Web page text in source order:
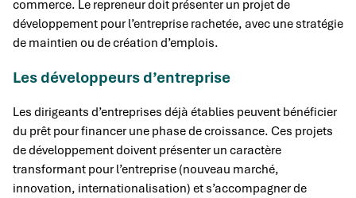
commerce. Le repreneur doit présenter un projet de
développement pour l’entreprise rachetée, avec une stratégie
de maintien ou de création d’emplois.
Les développeurs d’entreprise
Les dirigeants d’entreprises déjà établies peuvent bénéficier
du prêt pour financer une phase de croissance. Ces projets
de développement doivent présenter un caractère
transformant pour l’entreprise (nouveau marché,
innovation, internationalisation) et s’accompagner de